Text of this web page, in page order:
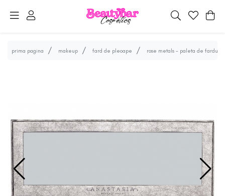
prima pagina makeup fard de pleoape rose metals - paleta de farduri